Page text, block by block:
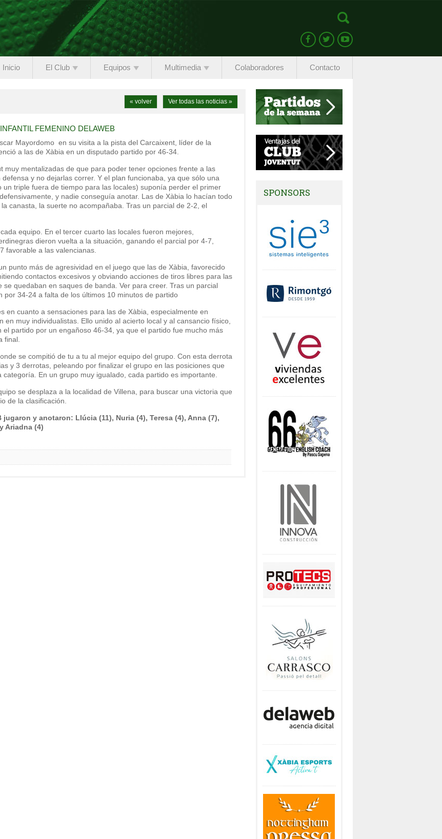
Inicio El Club Equipos Multimedia Colaboradores Contacto
Ver todas las noticias »
« volver
FEMENINO DELAWEB
Mayordomo en su visita a la pista del Carcaixent, líder de la
a las de Xàbia en un disputado partido por 46-34.
muy mentalizadas de que para poder tener opciones frente a las
y no dejarlas correr. Y el plan funcionaba, ya que sólo una
triple fuera de tiempo para las locales) suponía perder el primer
y nadie conseguía anotar. Las de Xàbia lo hacían todo
canasta, la suerte no acompañaba. Tras un parcial de 2-2, el
equipo. En el tercer cuarto las locales fueron mejores,
dieron vuelta a la situación, ganando el parcial por 4-7,
favorable a las valencianas.
punto más de agresividad en el juego que las de Xàbia, favorecido
contactos excesivos y obviando acciones de tiros libres para las
quedaban en saques de banda. Ver para creer. Tras un parcial
34-24 a falta de los últimos 10 minutos de partido
en cuanto a sensaciones para las de Xàbia, especialmente en
muy individualistas. Ello unido al acierto local y al cansancio físico,
partido por un engañoso 46-34, ya que el partido fue mucho más
final.
se compitió de tu a tu al mejor equipo del grupo. Con esta derrota
y 3 derrotas, peleando por finalizar el grupo en las posiciones que
En un grupo muy igualado, cada partido es importante.
se desplaza a la localidad de Villena, para buscar una victoria que
de la clasificación.
y anotaron: Llúcia (11), Nuria (4), Teresa (4), Anna (7),
Ariadna (4)
SPONSORS